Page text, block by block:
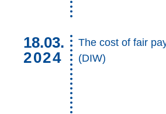
18.03.
2024
The cost of fair
(DIW)